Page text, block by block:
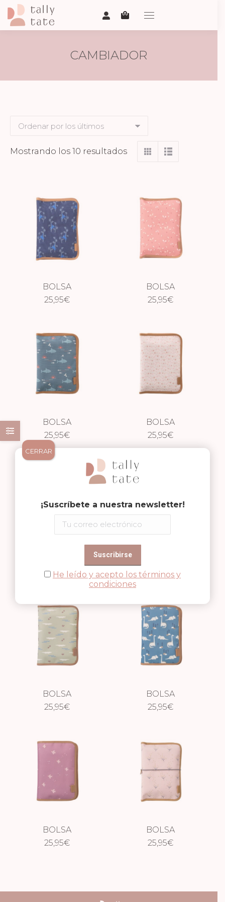
CAMBIADOR
Mostrando los 10 resultadosOrdenado
BOLSA
CAMBIADOR
25,95€
BOLSA
CAMBIADOR
25,95€
BOLSA
CAMBIADOR
IMPERMEABLE
TIBURÓN
25,95€
BOLSA
CAMBIADOR
IMPERMEABLE
25,95€
CAMBIADOR
25,95 €
CAMBIADOR
IMPERMEABLE
25,95 €
BOLSA
CAMBIADOR
25,95€
BOLSA
CAMBIADOR
25,95€
BOLSA
CAMBIADOR
25,95€
BOLSA
CAMBIADOR
25,95€
¡Suscríbete a nuestra newsletter!
He leído y acepto los términos y
condiciones
CERRAR